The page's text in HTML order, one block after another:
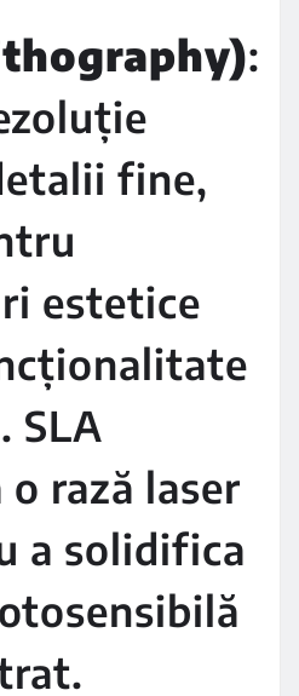
:
fine,
estetice
SLA
rază laser
a solidifica